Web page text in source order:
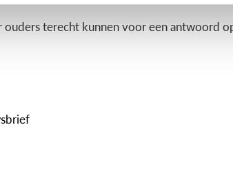
terecht kunnen voor een antwoord